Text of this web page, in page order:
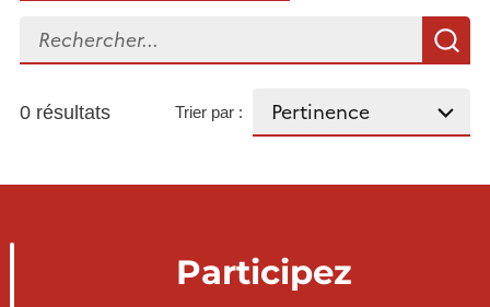
Rechercher...
0 résultats Trier par :
Participez